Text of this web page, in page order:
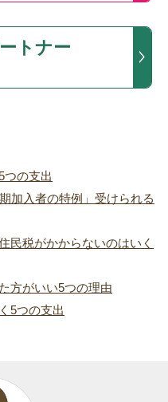
トナー
の支出
加入者の特例」受けられる
民税がかからないのはいく
方がいい5つの理由
5つの支出